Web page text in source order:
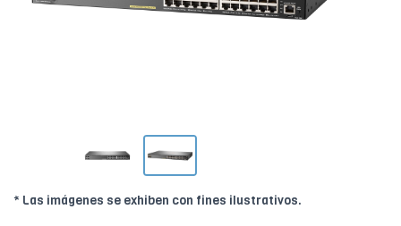
* Las imágenes se exhiben con fines ilustrativos.